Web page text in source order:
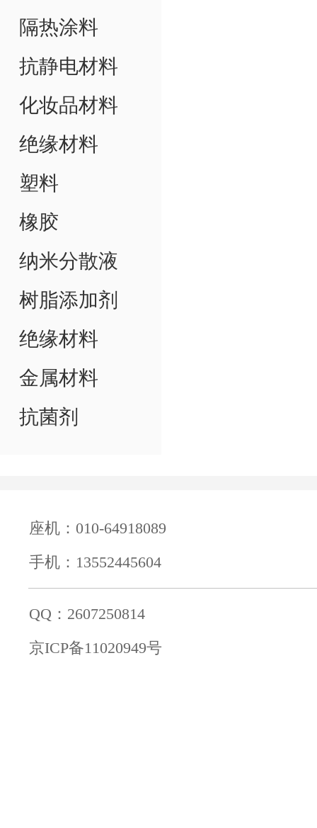
隔热涂料
抗静电材料
化妆品材料
绝缘材料
塑料
橡胶
纳米分散液
树脂添加剂
绝缘材料
金属材料
抗菌剂
座机：010-64918089
手机：13552445604
QQ：2607250814
京ICP备11020949号